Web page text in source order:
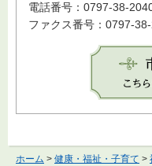
電話番号：0797-38-
ファクス番号：0797-
ホーム > 健康・福祉・子育て >